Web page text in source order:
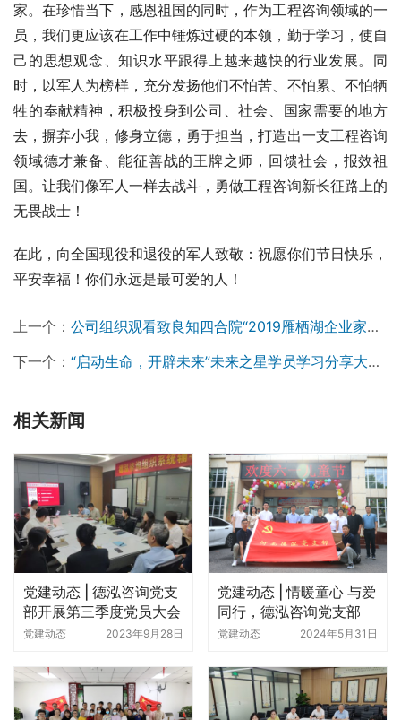
家。在珍惜当下，感恩祖国的同时，作为工程咨询领域的一
员，我们更应该在工作中锤炼过硬的本领，勤于学习，使自
己的思想观念、知识水平跟得上越来越快的行业发展。同
时，以军人为榜样，充分发扬他们不怕苦、不怕累、不怕牺
牲的奉献精神，积极投身到公司、社会、国家需要的地方
去，摒弃小我，修身立德，勇于担当，打造出一支工程咨询
领域德才兼备、能征善战的王牌之师，回馈社会，报效祖
国。让我们像军人一样去战斗，勇做工程咨询新长征路上的
无畏战士！
在此，向全国现役和退役的军人致敬：祝愿你们节日快乐，
平安幸福！你们永远是最可爱的人！
上一个： 公司组织观看致良知四合院“2019雁栖湖企业家论坛暨未来之星学习会倒计时100天特别直播”
下一个： “启动生命，开辟未来”未来之星学员学习分享大会圆满召开
相关新闻
党建动态 | 德泓咨询党支
部开展第三季度党员大会
暨九月主题党日活动
党建动态 2023年9月28日
党建动态 | 情暖童心 与爱
同行，德泓咨询党支部
“六一”走访慰问郑州儿童
党建动态 2024年5月31日